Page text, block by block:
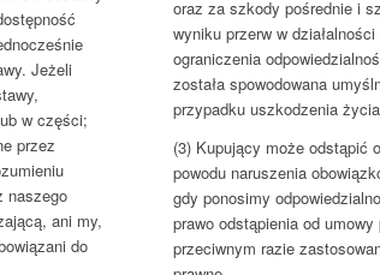
Jeżeli
w części;
przez
naszego
ani my,
do
oraz za szkody pośrednie i
wyniku przerw w
ograniczenia
została spowodowana
przypadku uszkodzenia
(3) Kupujący może odstąpić
powodu naruszenia
gdy ponosimy
prawo odstąpienia od
przeciwnym razie